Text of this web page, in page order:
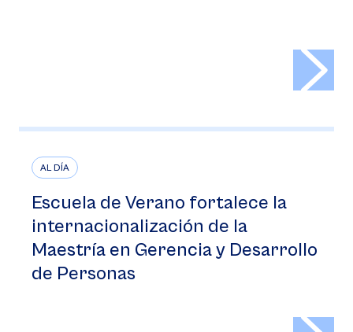
AL DÍA
Escuela de Verano fortalece la
internacionalización de la
Maestría en Gerencia y Desarrollo
de Personas